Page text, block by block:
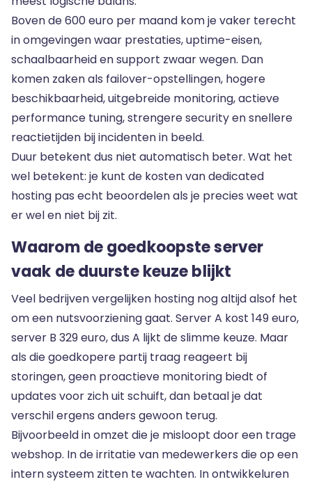
Boven de 600 euro per maand kom je vaker terecht
in omgevingen waar prestaties, uptime-eisen,
schaalbaarheid en support zwaar wegen. Dan
komen zaken als failover-opstellingen, hogere
beschikbaarheid, uitgebreide monitoring, actieve
performance tuning, strengere security en snellere
reactietijden bij incidenten in beeld.
Duur betekent dus niet automatisch beter. Wat het
wel betekent: je kunt de kosten van dedicated
hosting pas echt beoordelen als je precies weet wat
er wel en niet bij zit.
Waarom de goedkoopste server
vaak de duurste keuze blijkt
Veel bedrijven vergelijken hosting nog altijd alsof het
om een nutsvoorziening gaat. Server A kost 149 euro,
server B 329 euro, dus A lijkt de slimme keuze. Maar
als die goedkopere partij traag reageert bij
storingen, geen proactieve monitoring biedt of
updates voor zich uit schuift, dan betaal je dat
verschil ergens anders gewoon terug.
Bijvoorbeeld in omzet die je misloopt door een trage
webshop. In de irritatie van medewerkers die op een
intern systeem zitten te wachten. In ontwikkeluren